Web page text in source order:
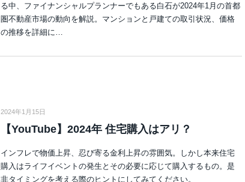
る中、ファイナンシャルプランナーでもある白石が2024年1月の首都
圏不動産市場の動向を解説。マンションと戸建ての取引状況、価格
の推移を詳細に…
2024年1月15日
【YouTube】2024年 住宅購入はアリ？
インフレで物価上昇、忍び寄る金利上昇の雰囲気。しかし本来住宅
購入はライフイベントの発生とその必要に応じて購入するもの。是
非タイミングを考える際のヒントにしてみてください。